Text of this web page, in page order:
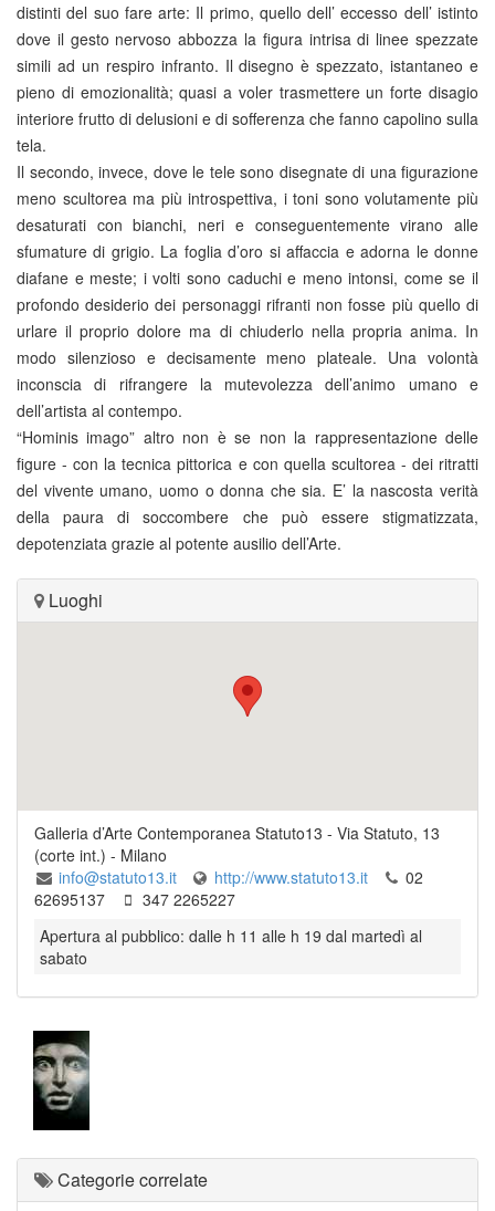
distinti del suo fare arte: Il primo, quello dell’ eccesso dell’ istinto
dove il gesto nervoso abbozza la figura intrisa di linee spezzate
simili ad un respiro infranto. Il disegno è spezzato, istantaneo e
pieno di emozionalità; quasi a voler trasmettere un forte disagio
interiore frutto di delusioni e di sofferenza che fanno capolino sulla
tela.
Il secondo, invece, dove le tele sono disegnate di una figurazione
meno scultorea ma più introspettiva, i toni sono volutamente più
desaturati con bianchi, neri e conseguentemente virano alle
sfumature di grigio. La foglia d’oro si affaccia e adorna le donne
diafane e meste; i volti sono caduchi e meno intonsi, come se il
profondo desiderio dei personaggi rifranti non fosse più quello di
urlare il proprio dolore ma di chiuderlo nella propria anima. In
modo silenzioso e decisamente meno plateale. Una volontà
inconscia di rifrangere la mutevolezza dell’animo umano e
dell’artista al contempo.
“Hominis imago” altro non è se non la rappresentazione delle
figure - con la tecnica pittorica e con quella scultorea - dei ritratti
del vivente umano, uomo o donna che sia. E’ la nascosta verità
della paura di soccombere che può essere stigmatizzata,
depotenziata grazie al potente ausilio dell’Arte.
Luoghi
Galleria d’Arte Contemporanea Statuto13 - Via Statuto, 13
(corte int.) - Milano
info@statuto13.it
http://www.statuto13.it
02
62695137
347 2265227
Apertura al pubblico: dalle h 11 alle h 19 dal martedì al
sabato
Categorie correlate